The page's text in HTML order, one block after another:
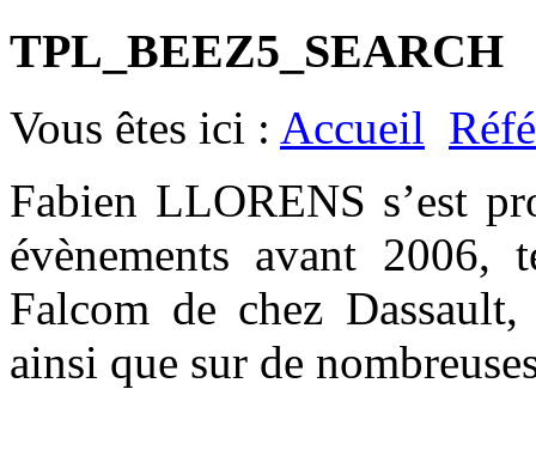
TPL_BEEZ5_SEARCH
Vous êtes ici : Accueil
Fabien LLORENS s’est
évènements avant
Falcom de chez
ainsi que sur de